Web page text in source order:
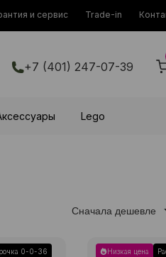
и сервис Trade-in
+7 (401) 247-07-39
Lego
Сначала дешевле
0-0-36 Низкая цена